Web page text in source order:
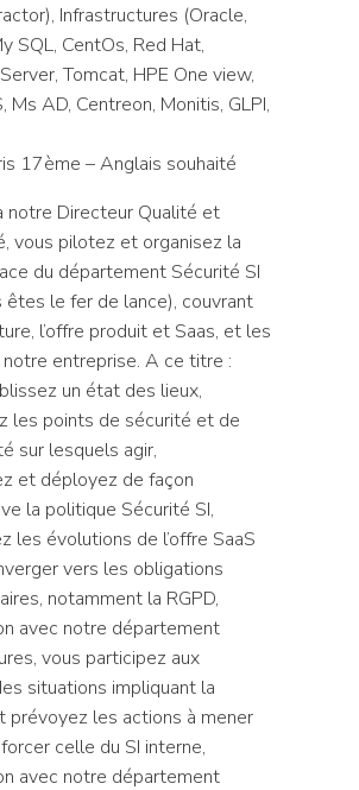
Infrastructures (Oracle,
SQL, CentOs, Red Hat,
Tomcat, HPE One view,
Ms AD, Centreon, Monitis, GLPI,
17ème – Anglais souhaité
notre Directeur Qualité et
vous pilotez et organisez la
du département Sécurité SI
êtes le fer de lance), couvrant
l’offre produit et Saas, et les
entreprise. A ce titre :
un état des lieux,
les points de sécurité et de
sur lesquels agir,
et déployez de façon
la politique Sécurité SI,
les évolutions de l’offre SaaS
vers les obligations
notamment la RGPD,
avec notre département
vous participez aux
situations impliquant la
prévoyez les actions à mener
celle du SI interne,
avec notre département